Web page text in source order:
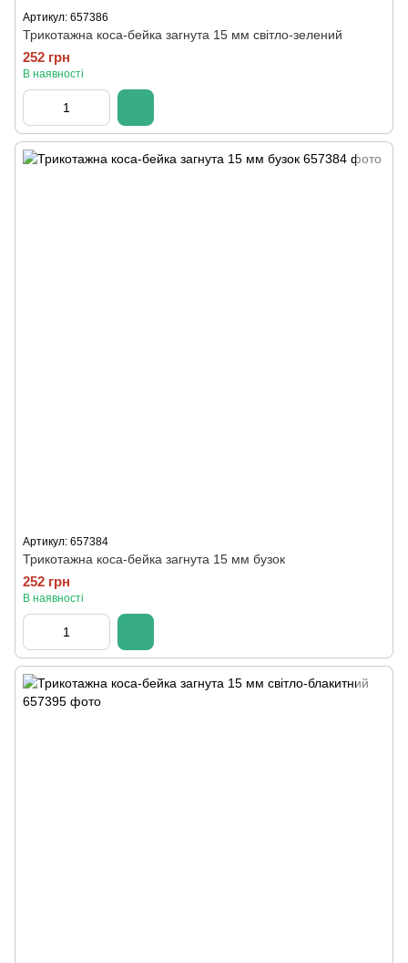
Артикул: 657386
Трикотажна коса-бейка загнута 15 мм світло-зелений
252 грн
В наявності
Артикул: 657384
Трикотажна коса-бейка загнута 15 мм бузок
252 грн
В наявності